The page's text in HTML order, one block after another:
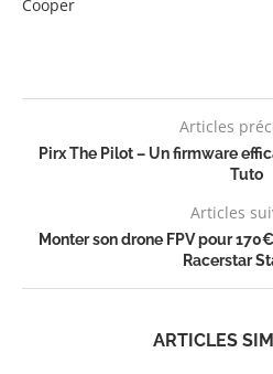
Cooper
Articles
Pirx The Pilot – Un firmware
Tuto
Articles
Monter son drone FPV pour
Racerstar
ARTICLES